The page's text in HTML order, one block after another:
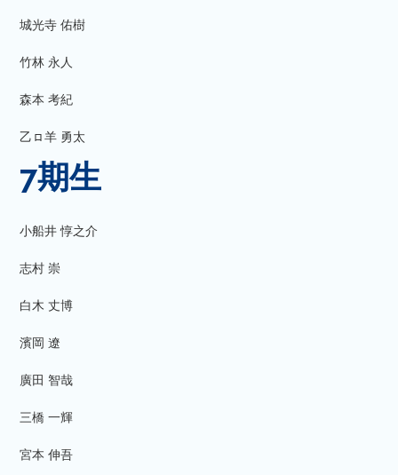
城光寺 佑樹
竹林 永人
森本 考紀
乙ㇿ羊 勇太
7期生
小船井 惇之介
志村 崇
白木 丈博
濱岡 遼
廣田 智哉
三橋 一輝
宮本 伸吾